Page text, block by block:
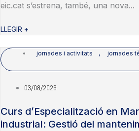
eic.cat s’estrena, també, una nova...
LLEGIR +
jornades i activitats , jornades
03/08/2026
Curs d’Especialització en
industrial: Gestió del